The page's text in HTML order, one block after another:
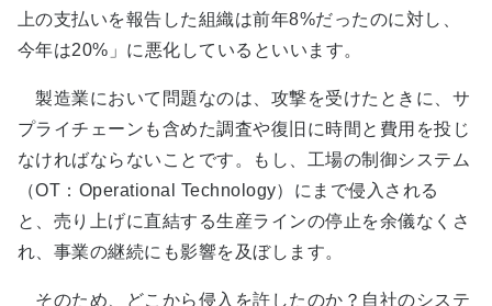
上の支払いを報告した組織は前年8%だったのに対し、
今年は20%」に悪化しているといいます。
製造業において問題なのは、攻撃を受けたときに、サ
プライチェーンも含めた調査や復旧に時間と費用を投じ
なければならないことです。もし、工場の制御システム
（OT：Operational Technology）にまで侵入される
と、売り上げに直結する生産ラインの停止を余儀なくさ
れ、事業の継続にも影響を及ぼします。
そのため、どこから侵入を許したのか？自社のシステ